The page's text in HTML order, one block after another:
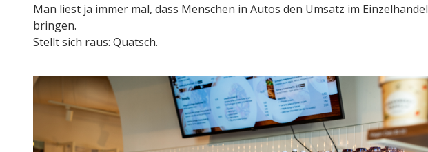
Man liest ja immer mal, dass Menschen in Autos den Umsatz im Einzelhandel
bringen.
Stellt sich raus: Quatsch.